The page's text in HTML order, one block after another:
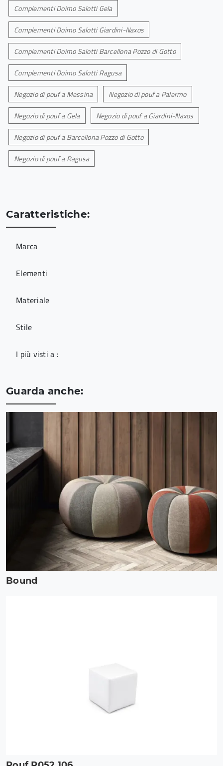
Complementi Doimo Salotti Gela
Complementi Doimo Salotti Giardini-Naxos
Complementi Doimo Salotti Barcellona Pozzo di Gotto
Complementi Doimo Salotti Ragusa
Negozio di pouf a Messina Negozio di pouf a Palermo
Negozio di pouf a Gela Negozio di pouf a Giardini-Naxos
Negozio di pouf a Barcellona Pozzo di Gotto
Negozio di pouf a Ragusa
Caratteristiche:
Marca
Elementi
Materiale
Stile
I più visti a :
Guarda anche:
Bound